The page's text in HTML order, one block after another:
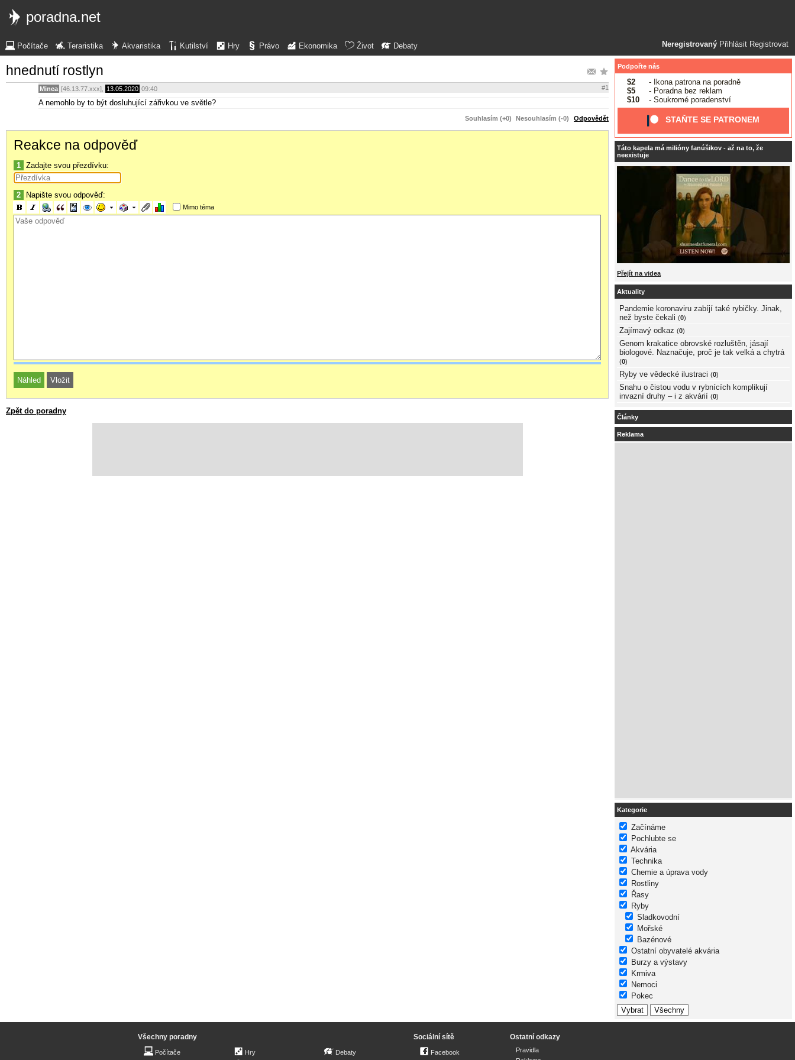
poradna.net
Neregistrovaný Přihlásit Registrovat
Počítače Teraristika Akvaristika Kutilství Hry Právo Ekonomika Život Debaty
hnednutí rostlyn
Minea [46.13.77.xxx], 13.05.2020 09:40 #1
A nemohlo by to být dosluhující zářivkou ve světle?
Souhlasím (+0) Nesouhlasím (-0) Odpovědět
Reakce na odpověď
1 Zadajte svou přezdívku:
2 Napište svou odpověď:
Mimo téma
Zpět do poradny
Podpořte nás
$2
- Ikona patrona na poradně
$5
- Poradna bez reklam
$10
- Soukromé poradenství
STAŇTE SE PATRONEM
Táto kapela má milióny fanúšikov - až na to, že
neexistuje
Přejít na videa
Aktuality
Pandemie koronaviru zabíjí také rybičky. Jinak,
než byste čekali (0)
Zajímavý odkaz (0)
Genom krakatice obrovské rozluštěn, jásají
biologové. Naznačuje, proč je tak velká a chytrá
(0)
Ryby ve vědecké ilustraci (0)
Snahu o čistou vodu v rybnících komplikují
invazní druhy – i z akvárií (0)
Články
Reklama
Kategorie
Začínáme
Pochlubte se
Akvária
Technika
Chemie a úprava vody
Rostliny
Řasy
Ryby
Sladkovodní
Mořské
Bazénové
Ostatní obyvatelé akvária
Burzy a výstavy
Krmiva
Nemoci
Pokec
Všechny poradny
Počítače Hry Debaty
Sociální sítě
Facebook
Ostatní odkazy
Pravidla